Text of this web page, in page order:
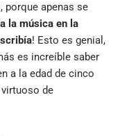
porque apenas se
la música en la
! Esto es genial,
es increíble saber
a la edad de cinco
virtuoso de